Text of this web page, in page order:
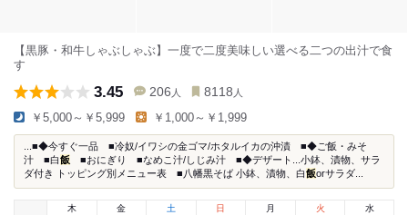
【黒豚・和牛しゃぶしゃぶ】一度で二度美味しい選べる二つの出汁で食
す
3.45 206 人 8118 人
￥5,000～￥5,999 ￥1,000～￥1,999
...■◆今すぐ一品 ■冷奴/イワシの金ゴマ/ホタルイカの沖漬 ■◆ご飯・みそ
汁 ■白飯 ■おにぎり ■なめこ汁/しじみ汁 ■◆デザート...小鉢、漬物、サラ
ダ付き トッピング別メニュー表 ■八幡黒そば 小鉢、漬物、白飯orサラダ...
木
金 土 日 月 火 水